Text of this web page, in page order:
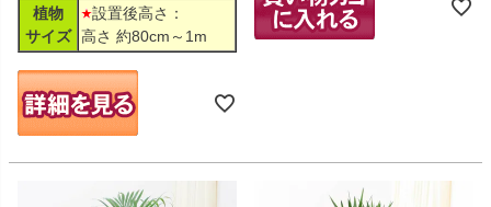
植物
サイズ
設置後高さ：
高さ 約80cm～1m